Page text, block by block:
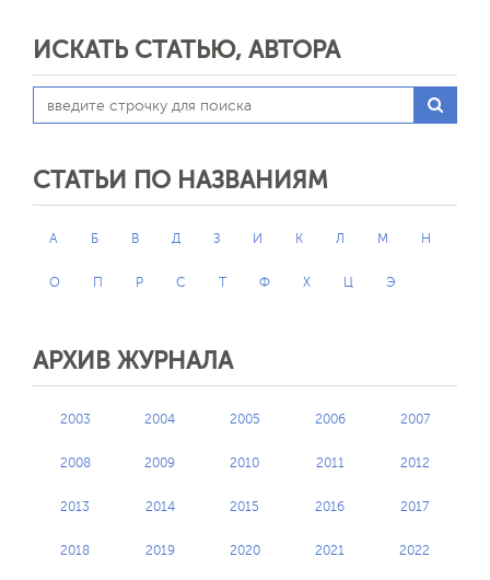
ИСКАТЬ СТАТЬЮ, АВТОРА
СТАТЬИ ПО НАЗВАНИЯМ
А Б В Д З И К Л М Н
О П Р С Т Ф Х Ц Э
АРХИВ ЖУРНАЛА
2003 2004 2005 2006 2007
2008 2009 2010 2011 2012
2013 2014 2015 2016 2017
2018 2019 2020 2021 2022